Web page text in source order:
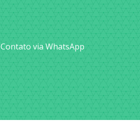
Contato via WhatsApp